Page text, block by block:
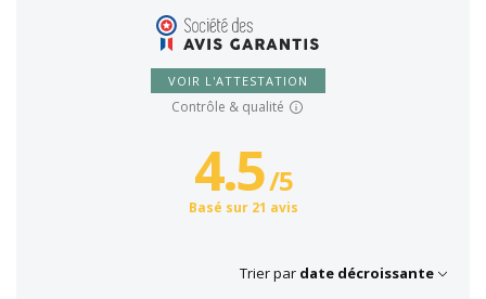
VOIR L'ATTESTATION
Contrôle & qualité
4.5/5
Basé sur 21 avis
Trier par date décroissante